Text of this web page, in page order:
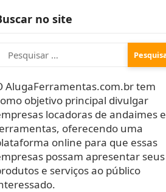
no site
Pesquisar
por:
AlugaFerramentas.com.br tem
objetivo principal divulgar
locadoras de andaimes e
oferecendo uma
online para que essas
possam apresentar seus
e serviços ao público